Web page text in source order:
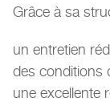
Grâce à sa
un entretien
des conditions
une excellente